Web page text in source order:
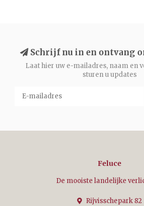
Schrijf nu in en ontvang
Laat hier uw e-mailadres, naam en
sturen u updates
Feluce
De mooiste landelijke
Rijvisschepark 82